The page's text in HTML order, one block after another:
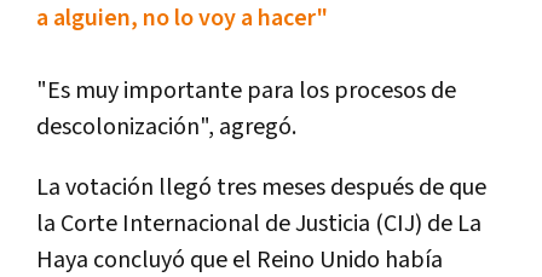
a alguien, no lo voy a hacer"
"Es muy importante para los procesos de
descolonización", agregó.
La votación llegó tres meses después de que
la Corte Internacional de Justicia (CIJ) de La
Haya concluyó que el Reino Unido había